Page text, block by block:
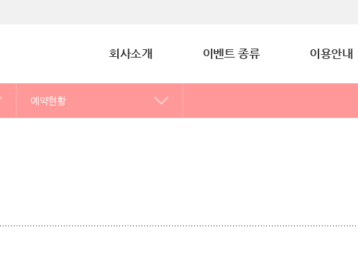
회사소개 이벤트 종류 이용안내
예약현황